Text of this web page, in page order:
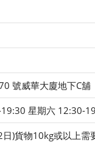
號威華大廈地下C舖
星期六 12:30-
)貨物10kg或以上需